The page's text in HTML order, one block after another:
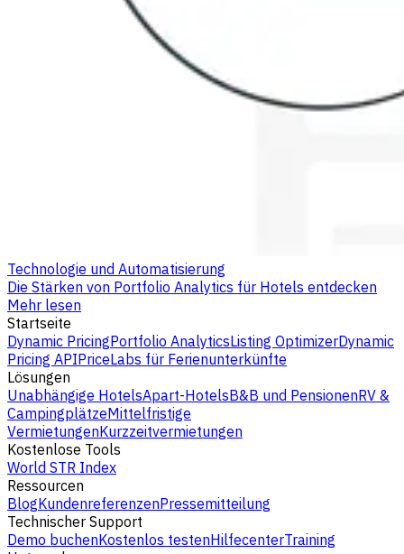
Technologie und Automatisierung
Die Stärken von Portfolio Analytics für Hotels entdecken
Mehr lesen
Startseite
Dynamic PricingPortfolio AnalyticsListing OptimizerDynamic
Pricing APIPriceLabs für Ferienunterkünfte
Lösungen
Unabhängige HotelsApart-HotelsB&B und PensionenRV &
CampingplätzeMittelfristige
VermietungenKurzzeitvermietungen
Kostenlose Tools
World STR Index
Ressourcen
BlogKundenreferenzenPressemitteilung
Technischer Support
Demo buchenKostenlos testenHilfecenterTraining